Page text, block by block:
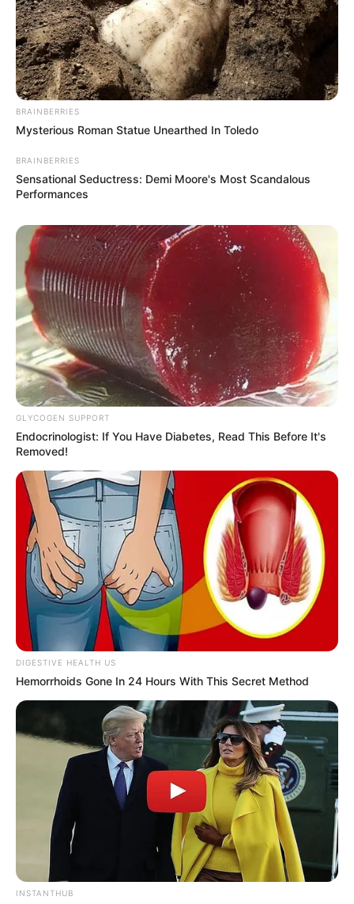
BRAINBERRIES
Mysterious Roman Statue Unearthed In Toledo
BRAINBERRIES
Sensational Seductress: Demi Moore's Most Scandalous
Performances
GLYCOGEN SUPPORT
Endocrinologist: If You Have Diabetes, Read This Before It's
Removed!
DIGESTIVE HEALTH US
Hemorrhoids Gone In 24 Hours With This Secret Method
INSTANTHUB